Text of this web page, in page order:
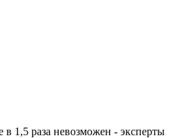
в 1,5 раза невозможен - эксперты